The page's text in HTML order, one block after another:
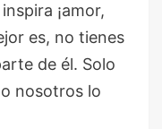
¡amor,
es, no tienes
de él. Solo
nosotros lo